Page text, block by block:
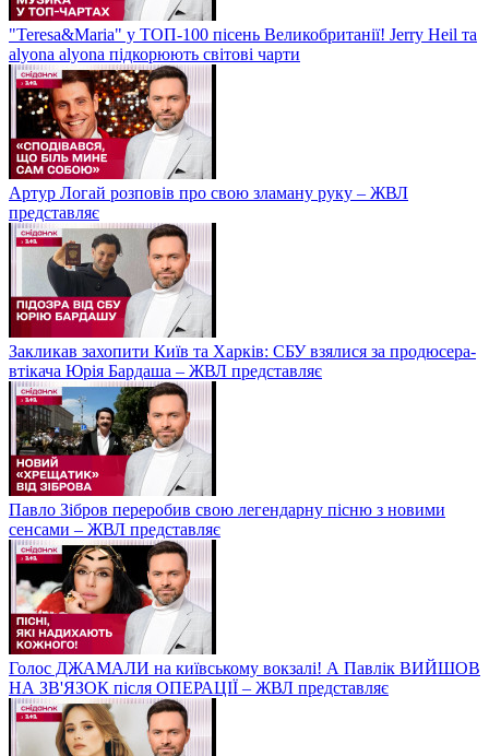
"Teresa&Maria" у ТОП-100 пісень Великобританії! Jerry Heil та
alyona alyona підкорюють світові чарти
Артур Логай розповів про свою зламану руку – ЖВЛ
представляє
Закликав захопити Київ та Харків: СБУ взялися за продюсера-
втікача Юрія Бардаша – ЖВЛ представляє
Павло Зібров переробив свою легендарну пісню з новими
сенсами – ЖВЛ представляє
Голос ДЖАМАЛИ на київському вокзалі! А Павлік ВИЙШОВ
НА ЗВ'ЯЗОК після ОПЕРАЦІЇ – ЖВЛ представляє